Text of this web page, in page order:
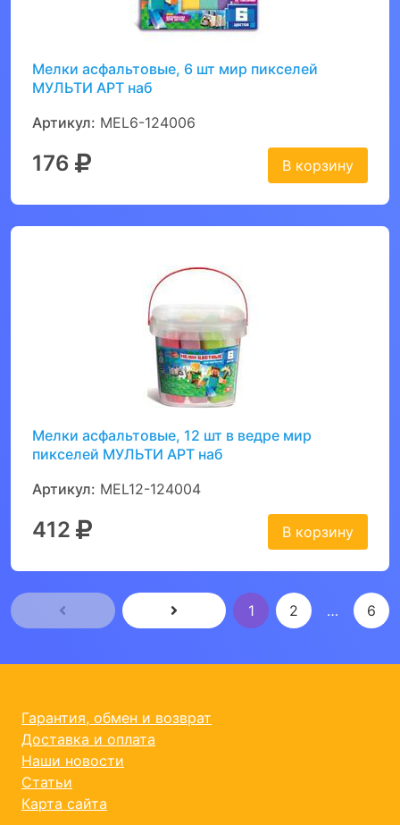
Мелки асфальтовые, 6 шт мир пикселей
МУЛЬТИ АРТ наб
Артикул: MEL6-124006
176 В корзину
Мелки асфальтовые, 12 шт в ведре мир
пикселей МУЛЬТИ АРТ наб
Артикул: MEL12-124004
412 В корзину
1 2 … 6
Гарантия, обмен и возврат
Доставка и оплата
Наши новости
Статьи
Карта сайта